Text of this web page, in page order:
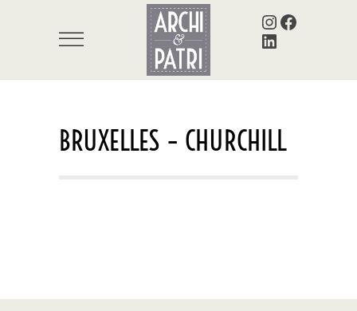
Instagram Facebook
LinkedIn
BRUXELLES – CHURCHILL